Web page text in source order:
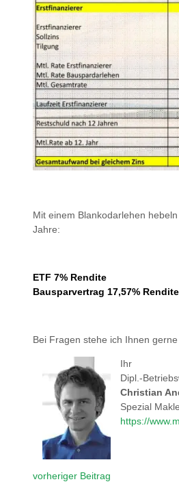
Mit einem Blankodarlehen
Jahre:
ETF 7% Rendite
Bausparvertrag 17,57% Rendite
Bei Fragen stehe ich Ihnen
Ihr
Dipl.-
Christian
Spezial
https://
vorheriger Beitrag